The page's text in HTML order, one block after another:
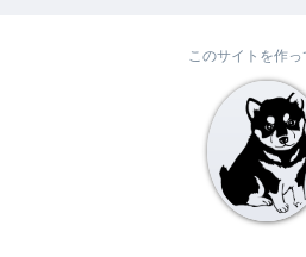
このサイトを作っ